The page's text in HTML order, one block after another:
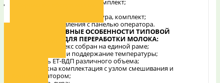
• рама нержавеющая, комплект;
• трубопроводы и арматура, комплект;
• пульт управления с панелью оператора.
КОНСТРУКТИВНЫЕ ОСОБЕННОСТИ ТИПОВОЙ
УСТАНОВКИ ДЛЯ ПЕРЕРАБОТКИ МОЛОКА:
• мини-комплекс собран на единой раме;
• регулировка и поддержание температуры;
• емкость ЕТ-ВДП различного объема;
• возможна комплектация с узлом смешивания и
диспергатором;